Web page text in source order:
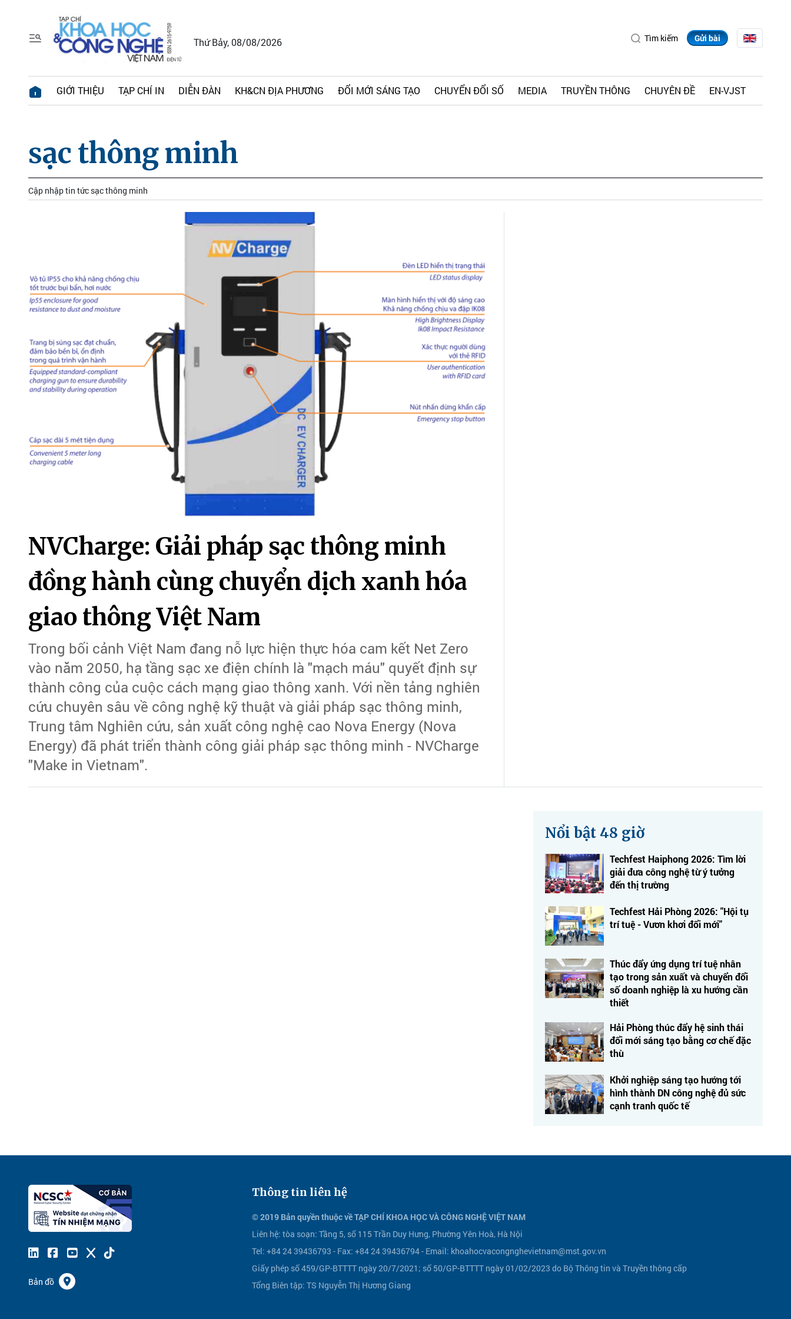
Thứ Bảy, 08/08/2026 Tìm kiếm Gửi bài
GIỚI THIỆU TẠP CHÍ IN DIỄN ĐÀN KH&CN ĐỊA PHƯƠNG ĐỔI MỚI SÁNG TẠO CHUYỂN ĐỔI SỐ MEDIA TRUYỀN THÔNG CHUYÊN ĐỀ EN-VJST
sạc thông minh
Cập nhập tin tức sạc thông minh
NVCharge: Giải pháp sạc thông minh
đồng hành cùng chuyển dịch xanh hóa
giao thông Việt Nam
Trong bối cảnh Việt Nam đang nỗ lực hiện thực hóa cam kết Net Zero
vào năm 2050, hạ tầng sạc xe điện chính là "mạch máu" quyết định sự
thành công của cuộc cách mạng giao thông xanh. Với nền tảng nghiên
cứu chuyên sâu về công nghệ kỹ thuật và giải pháp sạc thông minh,
Trung tâm Nghiên cứu, sản xuất công nghệ cao Nova Energy (Nova
Energy) đã phát triển thành công giải pháp sạc thông minh - NVCharge
"Make in Vietnam".
Nổi bật 48 giờ
Techfest Haiphong 2026: Tìm lời
giải đưa công nghệ từ ý tưởng
đến thị trường
Techfest Hải Phòng 2026: "Hội tụ
trí tuệ - Vươn khơi đổi mới"
Thúc đẩy ứng dụng trí tuệ nhân
tạo trong sản xuất và chuyển đổi
số doanh nghiệp là xu hướng cần
thiết
Hải Phòng thúc đẩy hệ sinh thái
đổi mới sáng tạo bằng cơ chế đặc
thù
Khởi nghiệp sáng tạo hướng tới
hình thành DN công nghệ đủ sức
cạnh tranh quốc tế
Bản đồ
Thông tin liên hệ
© 2019 Bản quyền thuộc về TẠP CHÍ KHOA HỌC VÀ CÔNG NGHỆ VIỆT NAM
Liên hệ: tòa soạn: Tầng 5, số 115 Trần Duy Hưng, Phường Yên Hoà, Hà Nội
Tel: +84 24 39436793 - Fax: +84 24 39436794 - Email: khoahocvacongnghevietnam@mst.gov.vn
Giấy phép số 459/GP-BTTTT ngày 20/7/2021; số 50/GP-BTTTT ngày 01/02/2023 do Bộ Thông tin và Truyền thông cấp
Tổng Biên tập: TS Nguyễn Thị Hương Giang